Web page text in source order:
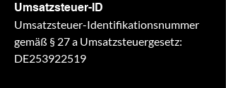
Umsatzsteuer-ID
Umsatzsteuer-Identifikationsnummer
gemäß § 27 a Umsatzsteuergesetz:
DE253922519​